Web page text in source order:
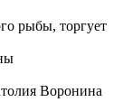
рыбы, торгует
Воронина